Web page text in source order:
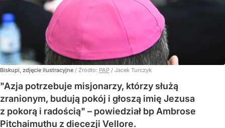
Biskupi, zdjęcie ilustracyjne / Źródło: PAP / Jacek Turczyk
"Azja potrzebuje misjonarzy, którzy służą
zranionym, budują pokój i głoszą imię Jezusa
z pokorą i radością" – powiedział bp Ambrose
Pitchaimuthu z diecezji Vellore.